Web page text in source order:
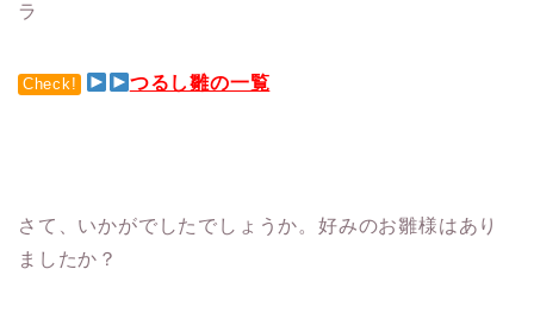
ラ
Check! つるし雛の一覧
さて、いかがでしたでしょうか。好みのお雛様はあり
ましたか？